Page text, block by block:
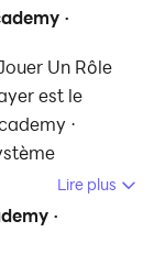
·
Un Rôle
est le
·
à obtenir
jeu Girls
Lire plus
·